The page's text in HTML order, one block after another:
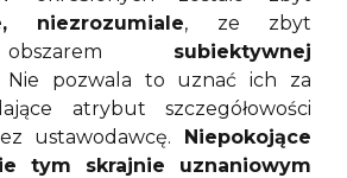
niezrozumiale, ze zbyt
subiektywnej
Nie pozwala to uznać ich za
atrybut szczegółowości
ustawodawcę. Niepokojące
tym skrajnie uznaniowym